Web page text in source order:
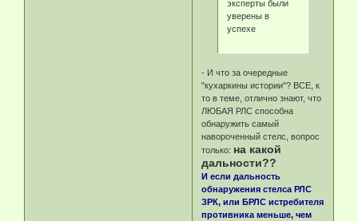
эксперты были
уверены в
успехе
- И что за очередные
"кухаркины истории"? ВСЕ, к
то в теме, отлично знают, что
ЛЮБАЯ РЛС способна
обнаружить самый
навороченный стелс, вопрос
только: на какой
дальности??
И если дальность
обнаружения стелса РЛС
ЗРК, или БРЛС истребителя
противника меньше, чем